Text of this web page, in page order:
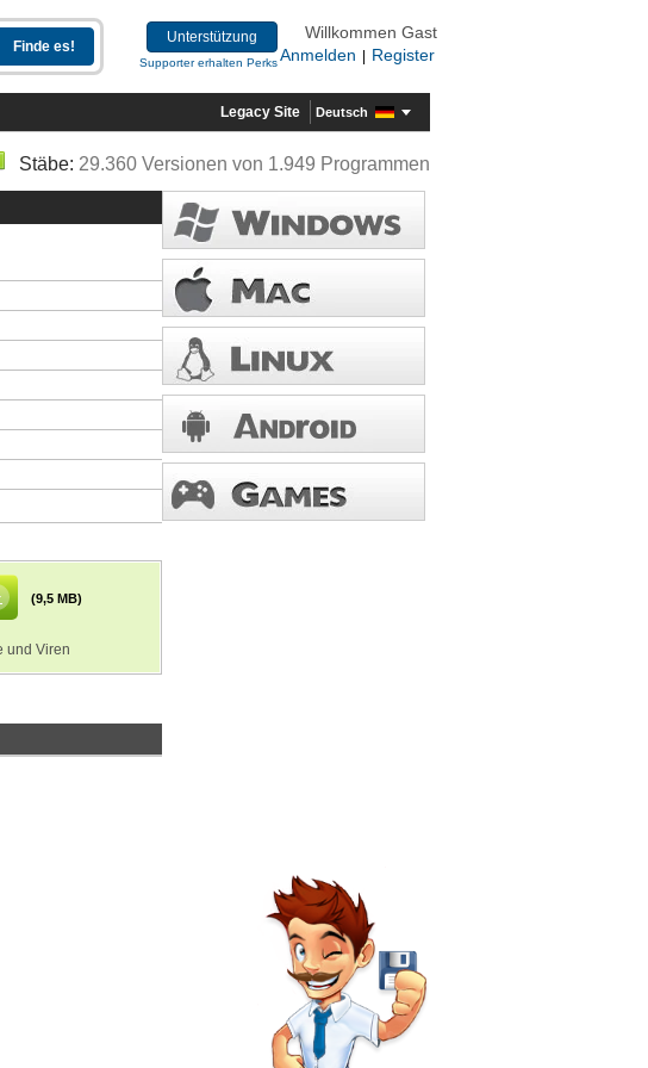
Unterstützung
Supporter erhalten Perks
Willkommen Gast
Anmelden
Register
Legacy Site Deutsch
Stäbe: 29.360 Versionen von 1.949 Programmen
(9,5 MB)
und Viren